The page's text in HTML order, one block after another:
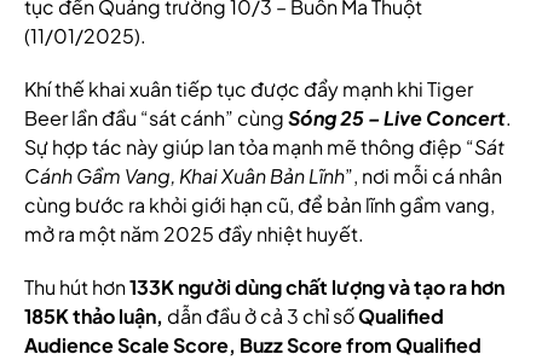
tục đến Quảng trường 10/3 – Buôn Ma Thuột
(11/01/2025).
Khí thế khai xuân tiếp tục được đẩy mạnh khi Tiger
Beer lần đầu “sát cánh” cùngSóng 25 – Live Concert.
Sự hợp tác này giúp lan tỏa mạnh mẽ thông điệp “Sát
Cánh Gầm Vang, Khai Xuân Bản Lĩnh”, nơi mỗi cá nhân
cùng bước ra khỏi giới hạn cũ, để bản lĩnh gầm vang,
mở ra một năm 2025 đầy nhiệt huyết.
Thu hút hơn133K người dùng chất lượng và tạo ra hơn
185K thảo luận, dẫn đầu ở cả 3 chỉ sốQualified
Audience Scale Score, Buzz Score from Qualified